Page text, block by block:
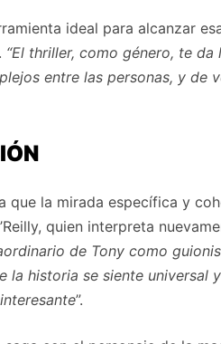
ideal para alcanzar
“El thriller, como género, te
entre las personas, y de
que la mirada específica y
quien interpreta
de Tony como
historia se siente universal
”.